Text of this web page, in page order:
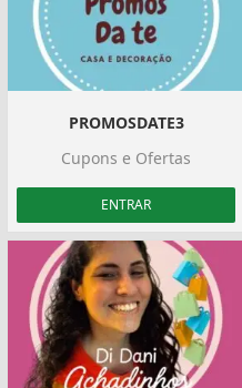
️PROMOSDATE3
Cupons e Ofertas
ENTRAR